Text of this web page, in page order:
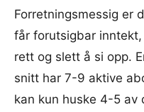
Forretningsmessig er
får forutsigbar
rett og slett å si opp.
snitt har 7-9 aktive
kan kun huske 4-5 av